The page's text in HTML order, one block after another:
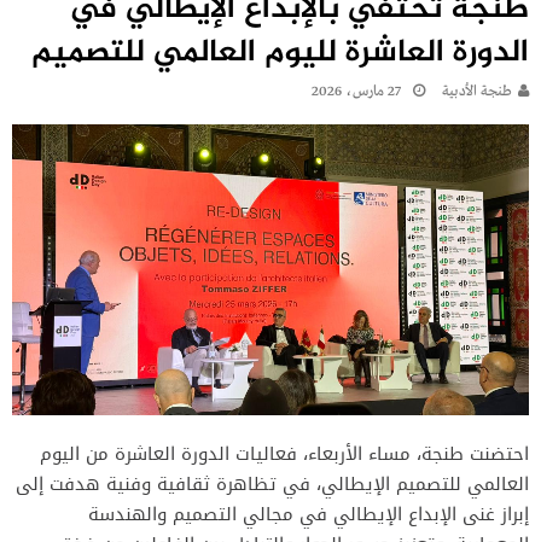
الدورة العاشرة لليوم العالمي للتصميم
طنجة الأدبية 27 مارس، 2026
احتضنت طنجة، مساء الأربعاء، فعاليات الدورة العاشرة من اليوم
العالمي للتصميم الإيطالي، في تظاهرة ثقافية وفنية هدفت إلى
إبراز غنى الإبداع الإيطالي في مجالي التصميم والهندسة